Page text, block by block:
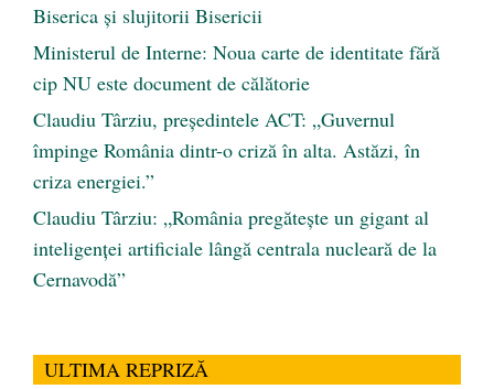
Biserica și slujitorii Bisericii
Ministerul de Interne: Noua carte de identitate fără
cip NU este document de călătorie
Claudiu Târziu, președintele ACT: „Guvernul
împinge România dintr-o criză în alta. Astăzi, în
criza energiei.”
Claudiu Târziu: „România pregătește un gigant al
inteligenței artificiale lângă centrala nucleară de la
Cernavodă”
ULTIMA REPRIZĂ